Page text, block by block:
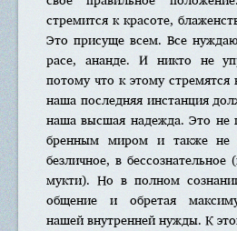
стремится к красоте,
Это присуще всем. Все
расе, ананде. И никто не
потому что к этому стремятся
наша последняя инстанция
наша высшая надежда. Это не
бренным миром и также не
безличное, в
мукти). Но в полном
общение и обретая
нашей внутренней нужды. К